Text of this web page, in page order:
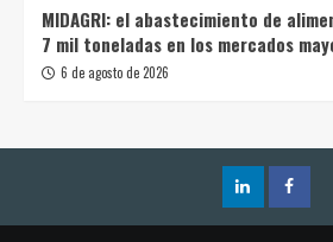
MIDAGRI: el abastecimiento de
7 mil toneladas en los mercados
6 de agosto de 2026